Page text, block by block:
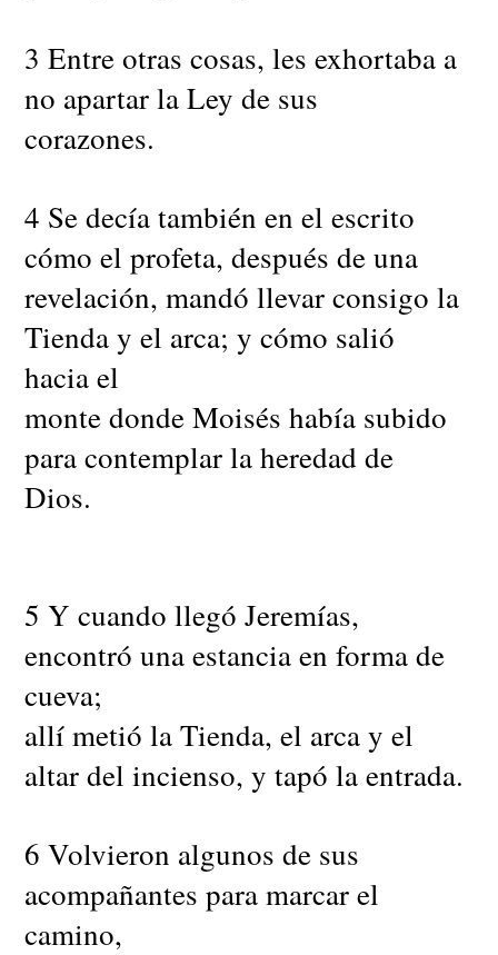
3 Entre otras cosas, les exhortaba a
no apartar la Ley de sus
corazones.
4 Se decía también en el escrito
cómo el profeta, después de una
revelación, mandó llevar consigo la
Tienda y el arca; y cómo salió
hacia el
monte donde Moisés había subido
para contemplar la heredad de
Dios.
5 Y cuando llegó Jeremías,
encontró una estancia en forma de
cueva;
allí metió la Tienda, el arca y el
altar del incienso, y tapó la entrada.
6 Volvieron algunos de sus
acompañantes para marcar el
camino,